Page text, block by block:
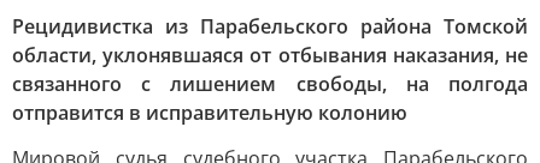
Рецидивистка из Парабельского района Томской
области, уклонявшаяся от отбывания наказания, не
связанного с лишением свободы, на полгода
отправится в исправительную колонию